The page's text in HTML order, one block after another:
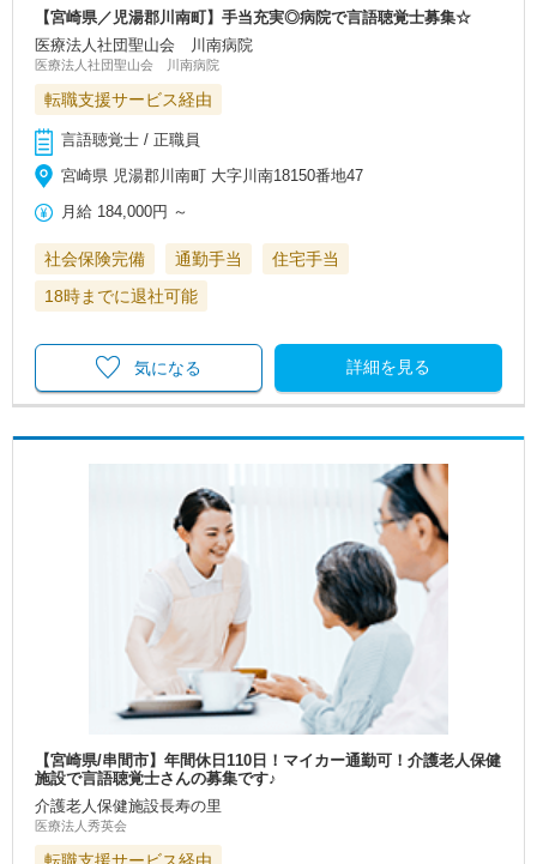
【宮崎県／児湯郡川南町】手当充実◎病院で言語聴覚士募集☆
医療法人社団聖山会 川南病院
医療法人社団聖山会 川南病院
転職支援サービス経由
言語聴覚士 / 正職員
宮崎県 児湯郡川南町 大字川南18150番地47
月給 184,000円 ～
社会保険完備 通勤手当
住宅手当
18時までに退社可能
詳細を見る
気になる
【宮崎県/串間市】年間休日110日！マイカー通勤可！介護老人保健
施設で言語聴覚士さんの募集です♪
介護老人保健施設長寿の里
医療法人秀英会
転職支援サービス経由